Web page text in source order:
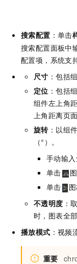
搜索配置 ：单击
搜索配置面板中
配置项，系统支
尺寸 ：包括
定位 ：包括
组件左上角
上角距离页
旋转：以组
（°）。
手动输入
单击
单击
不透明度 ：
时，图表全
播放模式 ：视频
重要